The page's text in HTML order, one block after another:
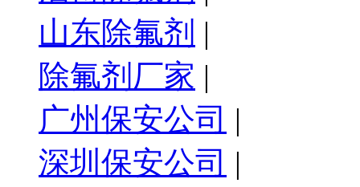
山东除氟剂 |
除氟剂厂家 |
广州保安公司 |
深圳保安公司 |